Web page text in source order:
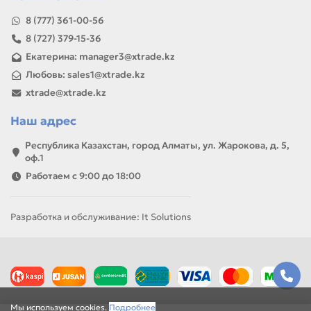
Мы используем cookies. Подробнее
8 (777) 361-00-56
8 (727) 379-15-36
Екатерина: manager3@xtrade.kz
Любовь: sales1@xtrade.kz
xtrade@xtrade.kz
Наш адрес
Республика Казахстан, город Алматы, ул. Жарокова, д. 5,
оф.1
Работаем с 9:00 до 18:00
Разработка и обслуживание: It Solutions